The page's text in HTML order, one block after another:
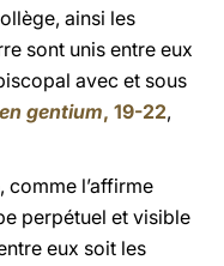
ainsi les
sont unis entre eux
avec et sous
gentium, 19-22,
l’affirme
perpétuel et visible
eux soit les